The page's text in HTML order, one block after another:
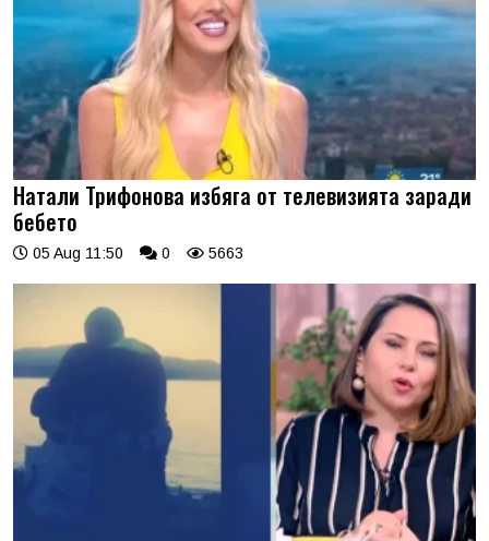
Натали Трифонова избяга от телевизията заради
бебето
05 Aug 11:50 0 5663